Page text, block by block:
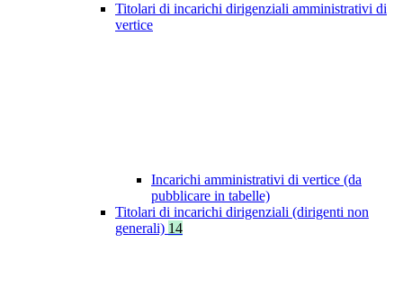
Titolari di incarichi dirigenziali amministrativi di
vertice
Incarichi amministrativi di vertice (da
pubblicare in tabelle)
Titolari di incarichi dirigenziali (dirigenti non
generali) 14